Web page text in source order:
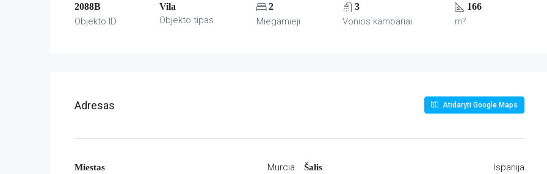
2088B
Objekto ID
Vila
Objekto tipas
2
Miegamieji
3
Vonios kambariai
166
m²
Adresas Atidaryti Google Maps
Miestas Murcia Šalis Ispanija